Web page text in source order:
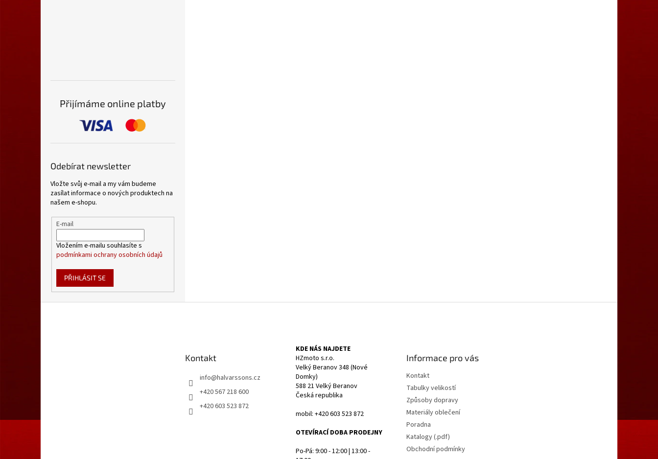
Přijímáme online platby
Odebírat newsletter
Vložte svůj e-mail a my vám budeme
zasílat informace o nových produktech na
našem e-shopu.
E-mail
Vložením e-mailu souhlasíte s
podmínkami ochrany osobních údajů
PŘIHLÁSIT SE
Kontakt
info@halvarssons.cz
+420 567 218 600
+420 603 523 872
KDE NÁS NAJDETE
HZmoto s.r.o.
Velký Beranov 348 (Nové
Domky)
588 21 Velký Beranov
Česká republika
mobil: +420 603 523 872
OTEVÍRACÍ DOBA PRODEJNY
Po-Pá: 9:00 - 12:00 | 13:00 -
Informace pro vás
Kontakt
Tabulky velikostí
Způsoby dopravy
Materiály oblečení
Poradna
Katalogy (.pdf)
Obchodní podmínky